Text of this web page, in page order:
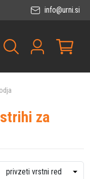
info@urni.si
za